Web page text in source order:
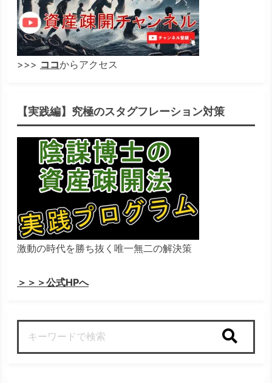
>>> ココからアクセス
【実践編】究極のスタグフレーション対策
激動の時代を勝ち抜く唯一無二の解決策
＞＞＞公式HPへ